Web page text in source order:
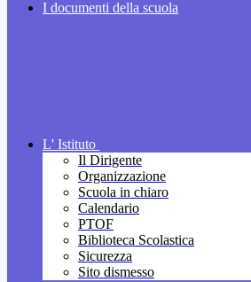
I documenti della scuola
L' Istituto
Il Dirigente
Organizzazione
Scuola in chiaro
Calendario
PTOF
Biblioteca Scolastica
Sicurezza
Sito dismesso